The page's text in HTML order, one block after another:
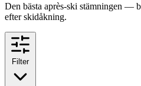
Den bästa après-ski stämningen —
efter skidåkning.
Filter